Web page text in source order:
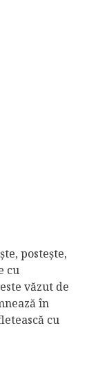
postește,
cu
văzut de
în
cu